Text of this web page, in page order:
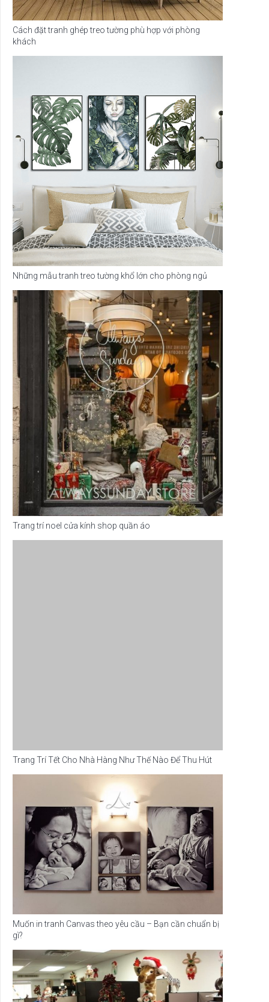
Cách đặt tranh ghép treo tường phù hợp với phòng
khách
Những mẫu tranh treo tường khổ lớn cho phòng ngủ
Trang trí noel cửa kính shop quần áo
Trang Trí Tết Cho Nhà Hàng Như Thế Nào Để Thu Hút
Muốn in tranh Canvas theo yêu cầu – Bạn cần chuẩn bị
gì?